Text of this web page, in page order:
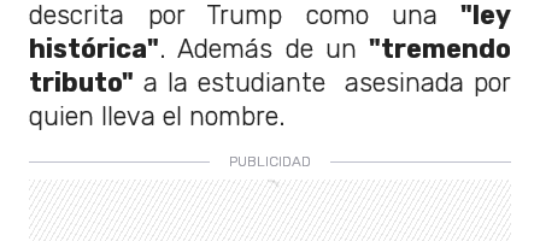
descrita por Trump como una "ley
histórica". Además de un "tremendo
tributo" a la estudiante asesinada por
quien lleva el nombre.